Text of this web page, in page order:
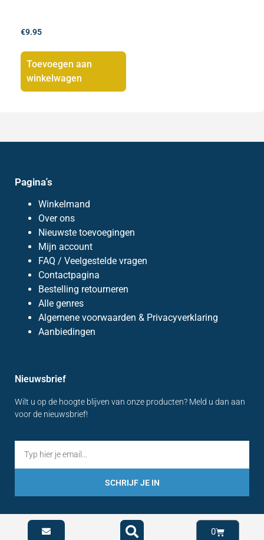
€9.95
Toevoegen aan
winkelwagen
Pagina's
Winkelmand
Over ons
Nieuwste toevoegingen
Mijn account
FAQ / Veelgestelde vragen
Contactpagina
Bestelling retourneren
Alle genres
Algemene voorwaarden & Privacyverklaring
Aanbiedingen
Nieuwsbrief
Wilt u op de hoogte blijven van onze producten? Meld u dan aan
voor de nieuwsbrief!
SCHRIJF JE IN
0